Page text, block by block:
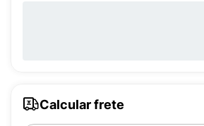
Calcular frete